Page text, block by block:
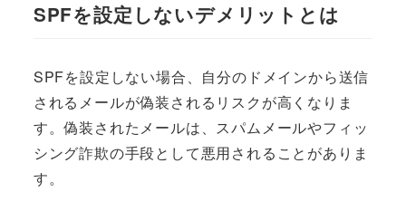
SPFを設定しないデメリットとは
SPFを設定しない場合、自分のドメインから送信
されるメールが偽装されるリスクが高くなりま
す。偽装されたメールは、スパムメールやフィッ
シング詐欺の手段として悪用されることがありま
す。